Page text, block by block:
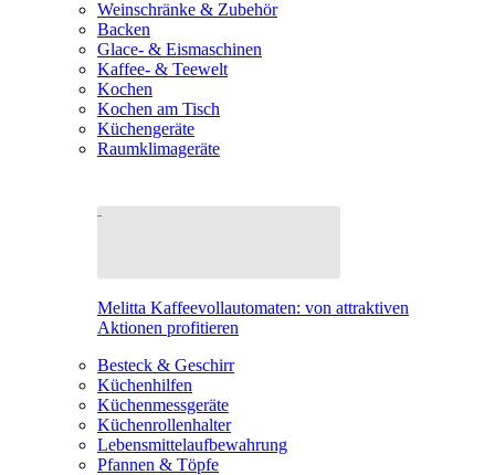
Weinschränke & Zubehör
Backen
Glace- & Eismaschinen
Kaffee- & Teewelt
Kochen
Kochen am Tisch
Küchengeräte
Raumklimageräte
Melitta Kaffeevollautomaten: von attraktiven
Aktionen profitieren
Besteck & Geschirr
Küchenhilfen
Küchenmessgeräte
Küchenrollenhalter
Lebensmittelaufbewahrung
Pfannen & Töpfe